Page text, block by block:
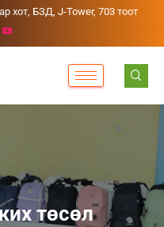
хот, БЗД, J-Tower, 703 тоот
төсөл